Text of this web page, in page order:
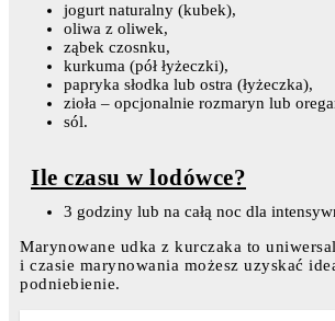
jogurt naturalny (kubek),
oliwa z oliwek,
ząbek czosnku,
kurkuma (pół łyżeczki),
papryka słodka lub ostra (łyżeczka),
zioła – opcjonalnie rozmaryn lub
sól.
Ile czasu w lodówce?
3 godziny lub na całą noc dla
Marynowane udka z kurczaka to
i czasie marynowania możesz uzyskać
podniebienie.